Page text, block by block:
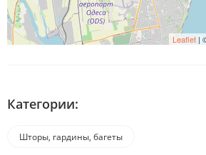
Leaflet |
Категории:
Шторы, гардины, багеты